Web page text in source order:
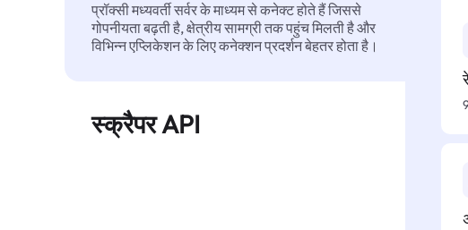
प्रॉक्सी मध्यवर्ती सर्वर के माध्यम से कनेक्ट होते हैं जिससे
गोपनीयता बढ़ती है, क्षेत्रीय सामग्री तक पहुंच मिलती है और
विभिन्न एप्लिकेशन के लिए कनेक्शन प्रदर्शन बेहतर होता है।
स्क्रैपर API